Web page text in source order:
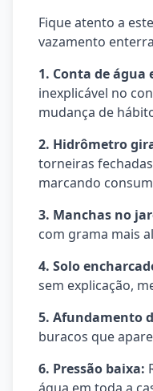
Fique atento a
vazamento
1. Conta de água
inexplicável no
mudança de
2. Hidrômetro
torneiras
marcando
3. Manchas no
com grama mais
4. Solo
sem explicação,
5. Afundamento
buracos que
6. Pressão baixa: